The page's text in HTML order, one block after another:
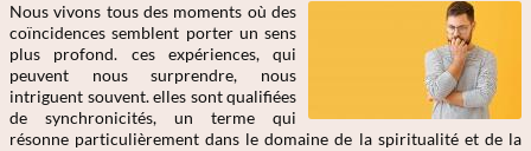
Nous vivons tous des moments où des
coïncidences semblent porter un sens
plus profond. ces expériences, qui
peuvent nous surprendre, nous
intriguent souvent. elles sont qualifiées
de synchronicités, un terme qui
résonne particulièrement dans le domaine de la spiritualité et de la